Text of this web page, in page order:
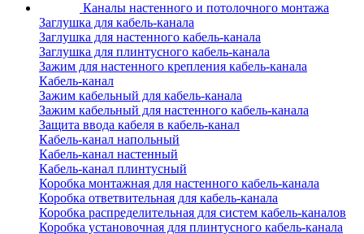
Каналы настенного и потолочного монтажа
Заглушка для кабель-канала
Заглушка для настенного кабель-канала
Заглушка для плинтусного кабель-канала
Зажим для настенного крепления кабель-канала
Кабель-канал
Зажим кабельный для кабель-канала
Зажим кабельный для настенного кабель-канала
Защита ввода кабеля в кабель-канал
Кабель-канал напольный
Кабель-канал настенный
Кабель-канал плинтусный
Коробка монтажная для настенного кабель-канала
Коробка ответвительная для кабель-канала
Коробка распределительная для систем кабель-каналов
Коробка установочная для плинтусного кабель-канала